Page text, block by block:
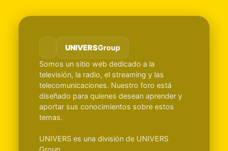
UNIVERSGroup
Somos un sitio web dedicado a la
televisión, la radio, el streaming y las
telecomunicaciones. Nuestro foro está
diseñado para quienes desean aprender y
aportar sus conocimientos sobre estos
temas.
UNIVERS es una división de UNIVERS